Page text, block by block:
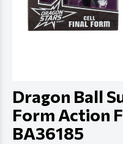
Dragon Ball
Form Action
BA36185